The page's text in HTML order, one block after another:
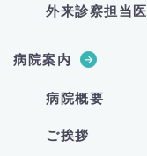
外来診察担当医
病院案内
病院概要
ご挨拶